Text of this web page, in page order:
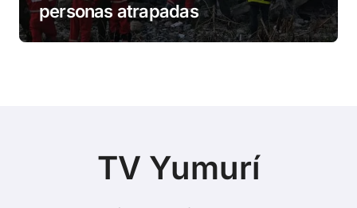
personas atrapadas
TV Yumurí